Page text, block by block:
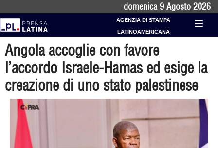
domenica 9 Agosto 2026
AGENZIA DI STAMPA
LATINOAMERICANA
Angola accoglie con favore
l’accordo Israele-Hamas ed esige la
creazione di uno stato palestinese